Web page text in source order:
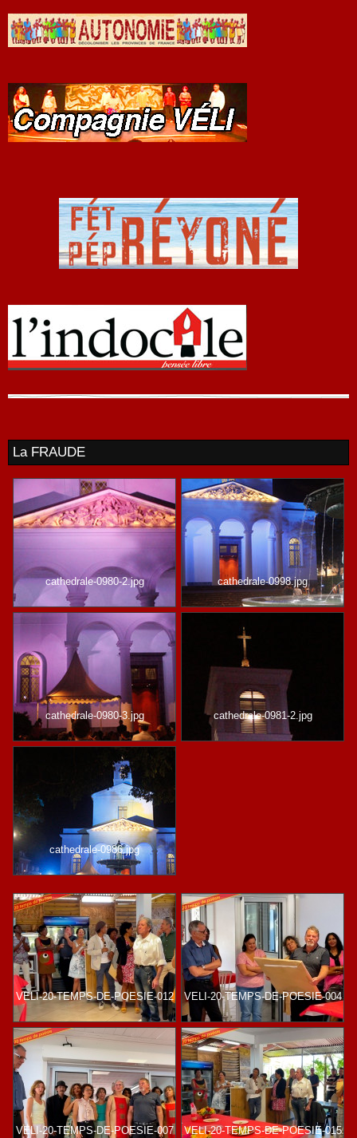
La FRAUDE
cathedrale-0980-2.jpg cathedrale-0998.jpg
cathedrale-0980-3.jpg cathedrale-0981-2.jpg
cathedrale-0986.jpg
VELI-20-TEMPS-DE-POESIE-012 VELI-20-TEMPS-DE-POESIE-004
VELI-20-TEMPS-DE-POESIE-007 VELI-20-TEMPS-DE-POESIE-015